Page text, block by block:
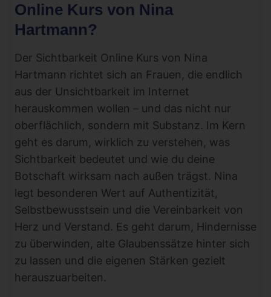
Online Kurs von Nina
Hartmann?
Der Sichtbarkeit Online Kurs von Nina
Hartmann richtet sich an Frauen, die endlich
aus der Unsichtbarkeit im Internet
herauskommen wollen – und das nicht nur
oberflächlich, sondern mit Substanz. Im Kern
geht es darum, wirklich zu verstehen, was
Sichtbarkeit bedeutet und wie du deine
Botschaft wirksam nach außen trägst. Nina
legt besonderen Wert auf Authentizität,
Selbstbewusstsein und die Vereinbarkeit von
Herz und Verstand. Es geht darum, Hindernisse
zu überwinden, alte Glaubenssätze hinter sich
zu lassen und die eigenen Stärken gezielt
herauszuarbeiten.